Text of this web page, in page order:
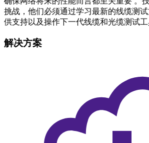
挑战，他们必须通过学习最新的线缆测
供支持以及操作下一代线缆和光缆测试工
解决方案